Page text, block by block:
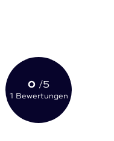
0 /5
1 Bewertungen